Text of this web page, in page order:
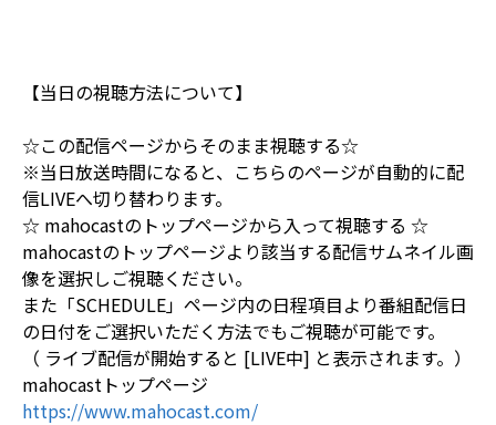
【当日の視聴方法について】
☆この配信ページからそのまま視聴する☆
※当日放送時間になると、こちらのページが自動的に配
信LIVEへ切り替わります。
☆ mahocastのトップページから入って視聴する ☆
mahocastのトップページより該当する配信サムネイル画
像を選択しご視聴ください。
また「SCHEDULE」ページ内の日程項目より番組配信日
の日付をご選択いただく方法でもご視聴が可能です。
（ ライブ配信が開始すると [LIVE中] と表示されます。）
mahocastトップページ
https://www.mahocast.com/